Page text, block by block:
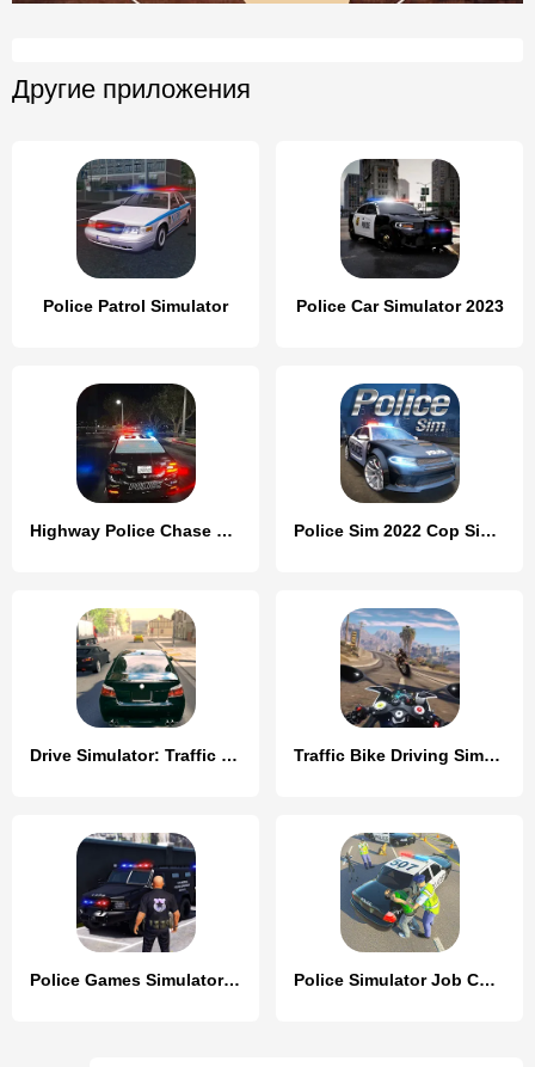
Другие приложения
Police Patrol Simulator Police Car Simulator 2023
Highway Police Chase Simulator Police Sim 2022 Cop Simulator
Drive Simulator: Traffic Race Traffic Bike Driving Simulator
Police Games Simulator: PGS 3d Police Simulator Job Cop Game